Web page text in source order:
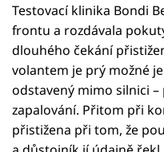
Testovací klinika Bondi
frontu a rozdávala
dlouhého čekání
volantem je prý možné
odstavený mimo silnici
zapalování. Přitom při
přistižena při tom, že